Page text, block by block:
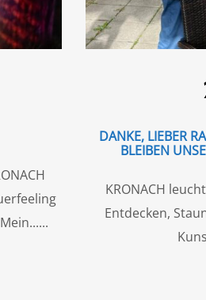
DANKE, LIEBER
BLEIBEN
KRONACH
Entdecken,